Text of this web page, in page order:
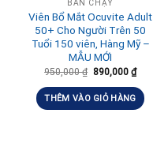
BÁN CHẠY
Viên Bổ Mắt Ocuvite Adult
50+ Cho Người Trên 50
Tuổi 150 viên, Hàng Mỹ –
MẪU MỚI
950,000₫ 890,000 ₫
THÊM VÀO GIỎ HÀNG